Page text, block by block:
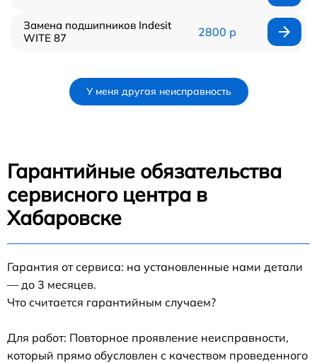
Замена подшипников Indesit
WITE 87
2800 р
У меня другая неисправность
Гарантийные обязательства
сервисного центра в
Хабаровске
Гарантия от сервиса: на установленные нами детали
— до 3 месяцев.
Что считается гарантийным случаем?
Для работ: Повторное проявление неисправности,
который прямо обусловлен с качеством проведенного